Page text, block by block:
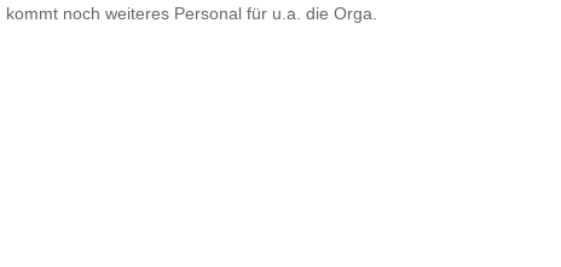
noch weiteres Personal für u.a. die Orga.